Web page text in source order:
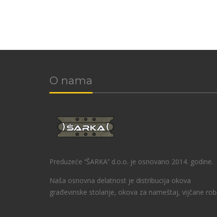
O nama
Preduzeće ‘’ŠARKA’’ d.o.o. je osnovano 2014. godine.
Naša osnovna delatnost je distribucija okova
građevinske stolarije, okova za nameštaj, vijčane